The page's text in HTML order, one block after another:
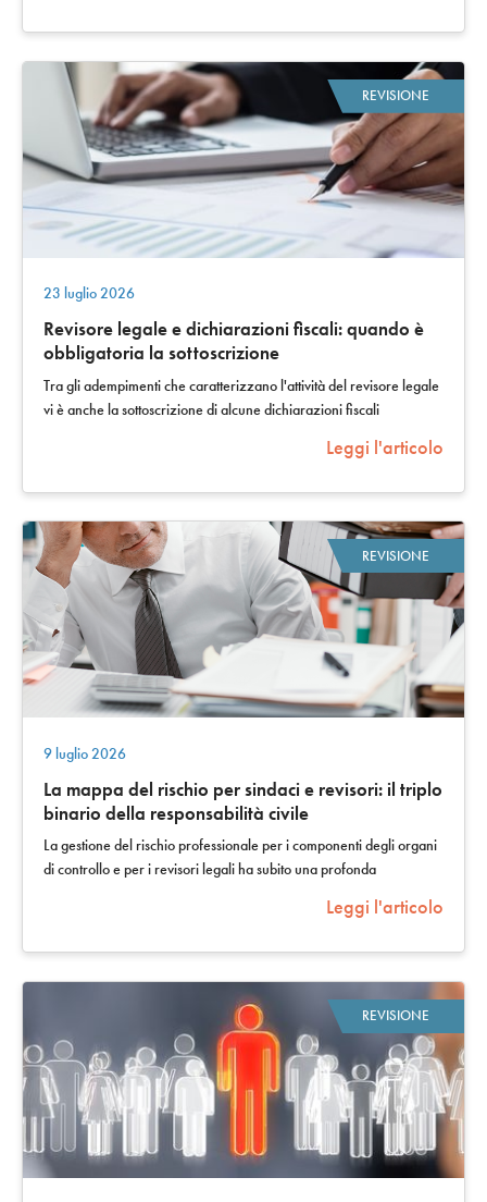
REVISIONE
23 luglio 2026
Revisore legale e dichiarazioni fiscali: quando è
obbligatoria la sottoscrizione
Tra gli adempimenti che caratterizzano l'attività del revisore legale
vi è anche la sottoscrizione di alcune dichiarazioni fiscali
Leggi l'articolo
REVISIONE
9 luglio 2026
La mappa del rischio per sindaci e revisori: il triplo
binario della responsabilità civile
La gestione del rischio professionale per i componenti degli organi
di controllo e per i revisori legali ha subito una profonda
Leggi l'articolo
REVISIONE